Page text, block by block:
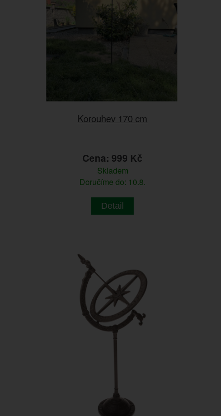
Korouhev 170 cm
Cena: 999 Kč
Skladem
Doručíme do: 10.8.
Detail